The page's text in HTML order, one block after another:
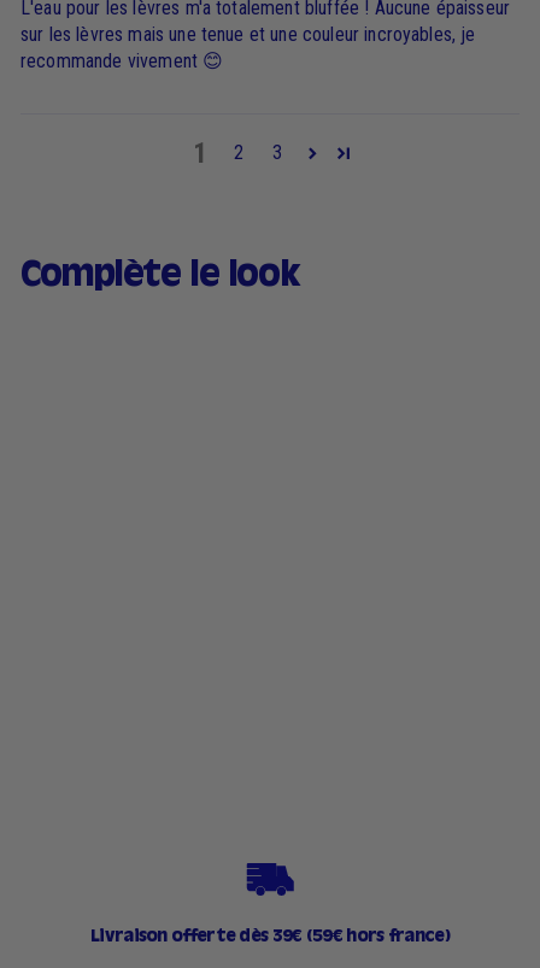
L'eau pour les lèvres m'a totalement bluffée ! Aucune épaisseur
sur les lèvres mais une tenue et une couleur incroyables, je
recommande vivement 😊
1 2 3
Complète le look
Livraison offerte dès 39€ (59€ hors france)